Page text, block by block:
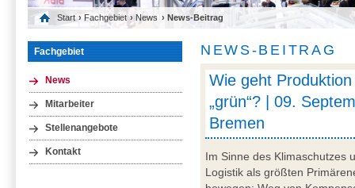
Start › Fachgebiet › News › News-Beitrag
Fachgebiet
News
Mitarbeiter
Stellenangebote
Kontakt
NEWS-BEITRAG
Wie geht
„grün“? | 09.
Bremen
Im Sinne des Klimaschutzes
Logistik als größten